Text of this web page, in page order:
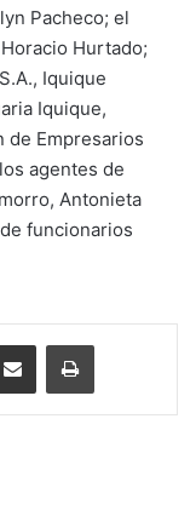
Pacheco; el
Hurtado;
Iquique
Iquique,
de Empresarios
agentes de
Antonieta
funcionarios
Enviar vía email Imprimir